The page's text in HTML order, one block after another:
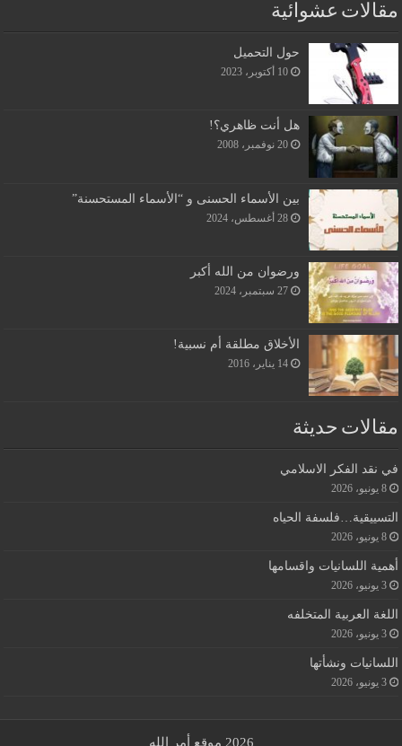
مقالات عشوائية
حول التحميل
10 أكتوبر، 2023
هل أنت ظاهري؟!
20 نوفمبر، 2008
بين الأسماء الحسنى و “الأسماء المستحسنة”
28 أغسطس، 2024
ورضوان من الله أكبر
27 سبتمبر، 2024
الأخلاق مطلقة أم نسبية!
14 يناير، 2016
مقالات حديثة
في نقد الفكر الاسلامي
8 يونيو، 2026
التسييقية…فلسفة الحياه
8 يونيو، 2026
أهمية اللسانيات واقسامها
3 يونيو، 2026
اللغة العربية المتخلفه
3 يونيو، 2026
اللسانيات ونشأتها
3 يونيو، 2026
2026 موقع أمر الله